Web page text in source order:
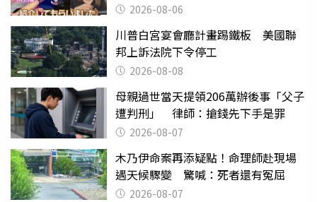
2026-08-06
川普白宮宴會廳計畫踢鐵板 美國聯
邦上訴法院下令停工
2026-08-08
母親過世當天提領206萬辦後事「父子
遭判刑」 律師：搶錢先下手是罪
2026-08-07
木乃伊命案再添疑點！命理師赴現場
遇天候驟變 驚喊：死者還有冤屈
2026-08-07